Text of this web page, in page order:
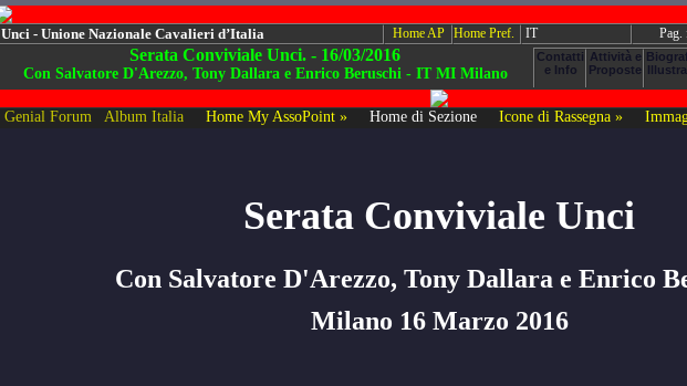
Unci - Unione Nazionale Cavalieri d’Italia Home AP Home Pref. IT Pag.
Serata Conviviale Unci. - 16/03/2016
Con Salvatore D'Arezzo, Tony Dallara e Enrico Beruschi - IT MI Milano
Genial Forum Album Italia Home My AssoPoint » Home di Sezione Icone di Rassegna »
Serata Conviviale Unci
Con Salvatore D'Arezzo, Tony Dallara e Enrico
Milano 16 Marzo 2016